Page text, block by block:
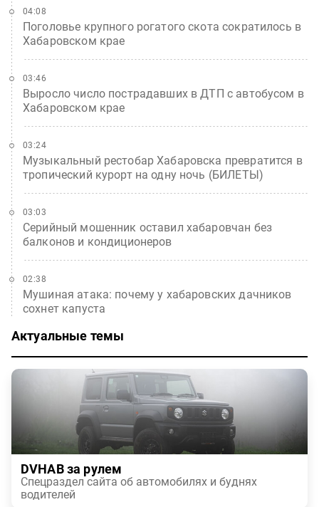
Поголовье крупного рогатого скота сократилось в
Хабаровском крае
04:08
Выросло число пострадавших в ДТП с автобусом в
Хабаровском крае
03:46
Музыкальный рестобар Хабаровска превратится в
тропический курорт на одну ночь (БИЛЕТЫ)
03:24
Серийный мошенник оставил хабаровчан без
балконов и кондиционеров
03:03
Мушиная атака: почему у хабаровских дачников
сохнет капуста
02:38
Актуальные темы
DVHAB за рулем
Спецраздел сайта об автомобилях и буднях
водителей